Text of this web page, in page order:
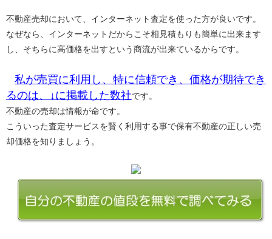
不動産売却において、インターネット査定を使った方が良いです。
なぜなら、インターネットだからこそ相見積もりも簡単に出来ます
し、そちらに高価格を出すという商流が出来ているからです。
私が売買に利用し、特に信頼でき、価格が期待でき
るのは、↓に掲載した数社です。
不動産の売却は情報が命です。
こういった査定サービスを賢く利用する事で保有不動産の正しい売
却価格を知りましょう。